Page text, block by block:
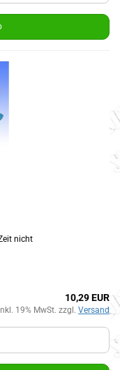
nicht
10,29 EUR
19% MwSt. zzgl. Versand